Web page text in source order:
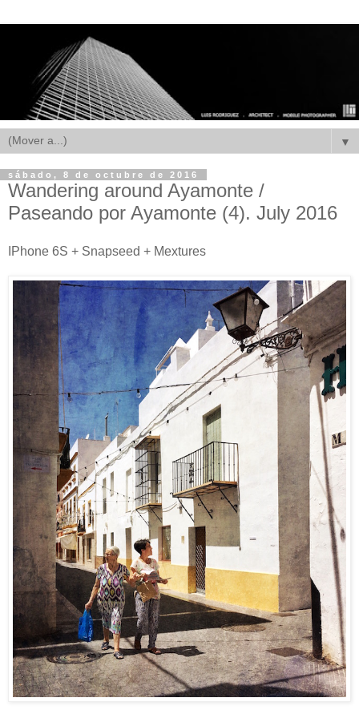
▼
sábado, 8 de octubre de 2016
Wandering around Ayamonte /
Paseando por Ayamonte (4). July 2016
IPhone 6S + Snapseed + Mextures